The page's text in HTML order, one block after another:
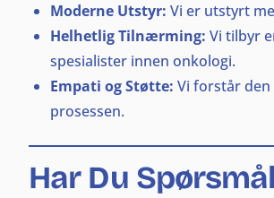
Moderne Utstyr: Vi er utstyrt
Helhetlig Tilnærming: Vi tilbyr
spesialister innen onkologi.
Empati og Støtte: Vi forstår
prosessen.
Har Du